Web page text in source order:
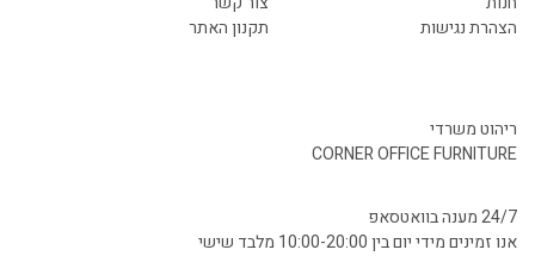
הצהרת נגישות
תקנון האתר
ריהוט משרדי
CORNER OFFICE FURNITURE
24/7 מענה בוואטסאפ
אנו זמינים מידי יום בין 10:00-20:00 מלבד שישי